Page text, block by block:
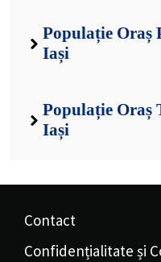
Populație Oraș
Iași
Populație Oraș
Iași
Contact
Confidențialitate și